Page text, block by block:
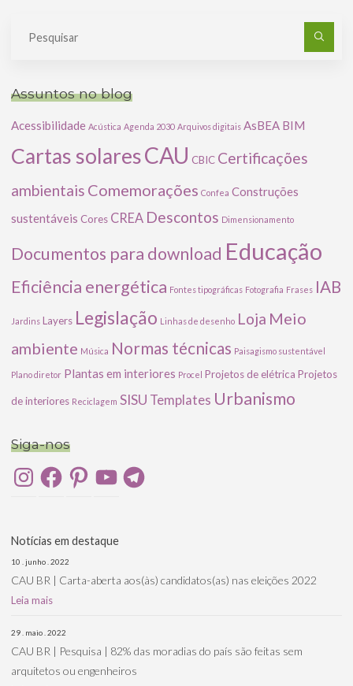
Assuntos no blog
Acessibilidade Acústica Agenda 2030 Arquivos digitais AsBEA BIM
Cartas solaresCAU CBIC Certificações
ambientais Comemorações Confea Construções
sustentáveis Cores CREA Descontos Dimensionamento
Documentos para download Educação
Eficiência energética Fontes tipográficas Fotografia Frases IAB
Jardins Layers Legislação Linhas de desenho Loja Meio
ambiente Música Normas técnicas Paisagismo sustentável
Plano diretor Plantas em interiores Procel Projetos de elétrica Projetos
de interiores Reciclagem SISU Templates Urbanismo
Siga-nos
InstagramFacebookPinterestYouTubeTelegram
Notícias em destaque
10 . junho . 2022
CAU BR | Carta-aberta aos(às) candidatos(as) nas eleições 2022
Leia mais
29 . maio . 2022
CAU BR | Pesquisa | 82% das moradias do país são feitas sem
arquitetos ou engenheiros